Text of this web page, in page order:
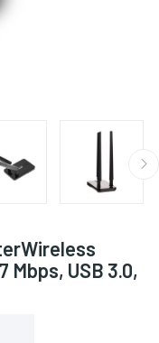
Mbps, USB 3.0,